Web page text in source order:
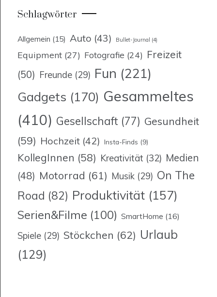
Schlagwörter
Allgemein (15) Auto (43) Bullet-Journal (4)
Equipment (27) Fotografie (24) Freizeit
(50) Freunde (29) Fun (221)
Gadgets (170) Gesammeltes
(410) Gesellschaft (77) Gesundheit
(59) Hochzeit (42) Insta-Finds (9)
KollegInnen (58) Kreativität (32) Medien
(48) Motorrad (61) Musik (29) On The
Road (82) Produktivität (157)
Serien&Filme (100) SmartHome (16)
Spiele (29) Stöckchen (62) Urlaub
(129)